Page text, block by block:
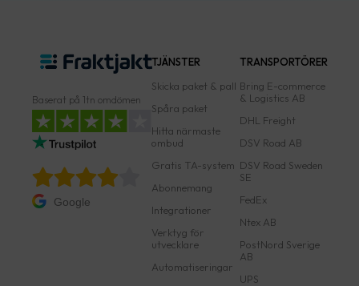
Baserat på 1tn omdömen
Google
TJÄNSTER
Skicka paket & pall
Spåra paket
Hitta närmaste
ombud
Gratis TA-system
Abonnemang
Integrationer
Verktyg för
utvecklare
Automatiseringar
TRANSPORTÖRER
Bring E-commerce
& Logistics AB
DHL Freight
DSV Road AB
DSV Road Sweden
SE
FedEx
Ntex AB
PostNord Sverige
AB
UPS